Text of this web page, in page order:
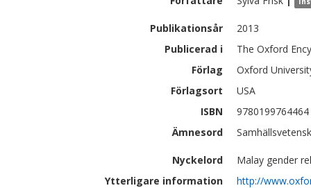
Publikationsår
2013
Publicerad i
The Oxford
Förlag
Oxford
Förlagsort
USA
ISBN
9780199764464
Ämnesord
Nyckelord
Malay gender
Ytterligare information
http://